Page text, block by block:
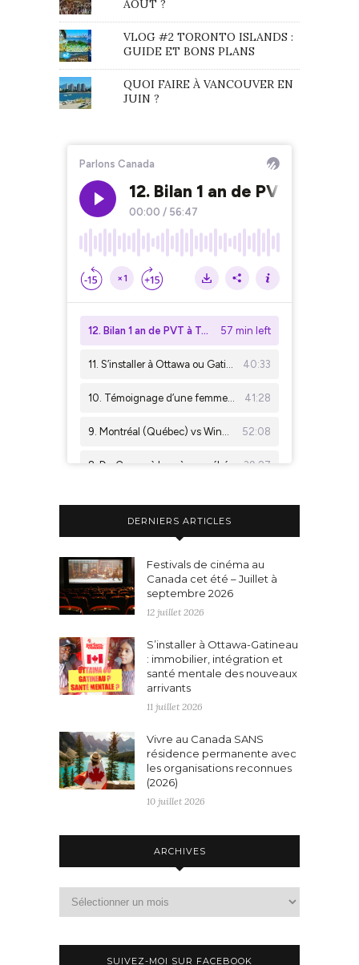
AOÛT ?
VLOG #2 TORONTO ISLANDS :
GUIDE ET BONS PLANS
QUOI FAIRE À VANCOUVER EN
JUIN ?
DERNIERS ARTICLES
Festivals de cinéma au
Canada cet été – Juillet à
septembre 2026
12 juillet 2026
S’installer à Ottawa-Gatineau
: immobilier, intégration et
santé mentale des nouveaux
arrivants
11 juillet 2026
Vivre au Canada SANS
résidence permanente avec
les organisations reconnues
(2026)
10 juillet 2026
ARCHIVES
SUIVEZ-MOI SUR FACEBOOK